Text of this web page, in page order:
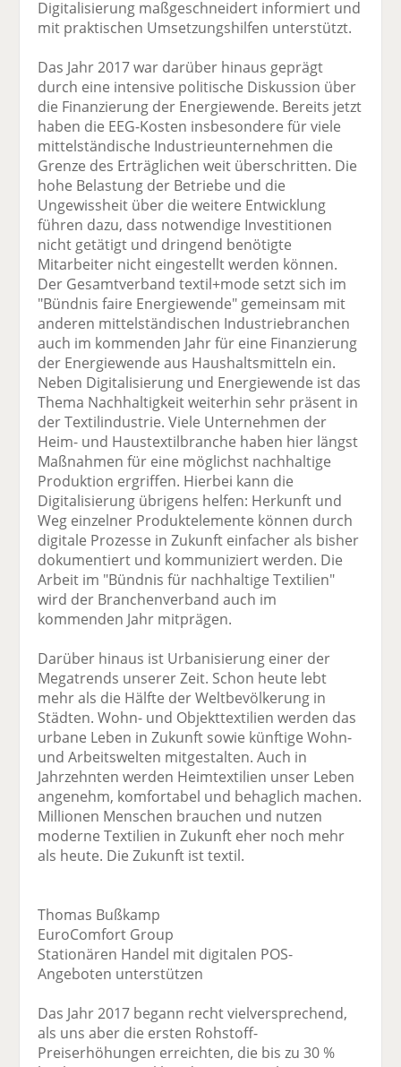
Digitalisierung maßgeschneidert informiert und
mit praktischen Umsetzungshilfen unterstützt.
Das Jahr 2017 war darüber hinaus geprägt
durch eine intensive politische Diskussion über
die Finanzierung der Energiewende. Bereits jetzt
haben die EEG-Kosten insbesondere für viele
mittelständische Industrieunternehmen die
Grenze des Erträglichen weit überschritten. Die
hohe Belastung der Betriebe und die
Ungewissheit über die weitere Entwicklung
führen dazu, dass notwendige Investitionen
nicht getätigt und dringend benötigte
Mitarbeiter nicht eingestellt werden können.
Der Gesamtverband textil+mode setzt sich im
"Bündnis faire Energiewende" gemeinsam mit
anderen mittelständischen Industriebranchen
auch im kommenden Jahr für eine Finanzierung
der Energiewende aus Haushaltsmitteln ein.
Neben Digitalisierung und Energiewende ist das
Thema Nachhaltigkeit weiterhin sehr präsent in
der Textilindustrie. Viele Unternehmen der
Heim- und Haustextilbranche haben hier längst
Maßnahmen für eine möglichst nachhaltige
Produktion ergriffen. Hierbei kann die
Digitalisierung übrigens helfen: Herkunft und
Weg einzelner Produktelemente können durch
digitale Prozesse in Zukunft einfacher als bisher
dokumentiert und kommuniziert werden. Die
Arbeit im "Bündnis für nachhaltige Textilien"
wird der Branchenverband auch im
kommenden Jahr mitprägen.
Darüber hinaus ist Urbanisierung einer der
Megatrends unserer Zeit. Schon heute lebt
mehr als die Hälfte der Weltbevölkerung in
Städten. Wohn- und Objekttextilien werden das
urbane Leben in Zukunft sowie künftige Wohn-
und Arbeitswelten mitgestalten. Auch in
Jahrzehnten werden Heimtextilien unser Leben
angenehm, komfortabel und behaglich machen.
Millionen Menschen brauchen und nutzen
moderne Textilien in Zukunft eher noch mehr
als heute. Die Zukunft ist textil.
Thomas Bußkamp
EuroComfort Group
Stationären Handel mit digitalen POS-
Angeboten unterstützen
Das Jahr 2017 begann recht vielversprechend,
als uns aber die ersten Rohstoff-
Preiserhöhungen erreichten, die bis zu 30 %